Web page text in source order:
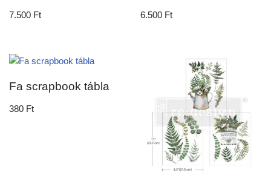
7.500 Ft 6.500 Ft
Fa scrapbook tábla
380 Ft